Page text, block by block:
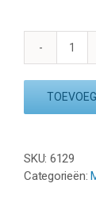
-
aantal
SKU: 6129
Categorieën: